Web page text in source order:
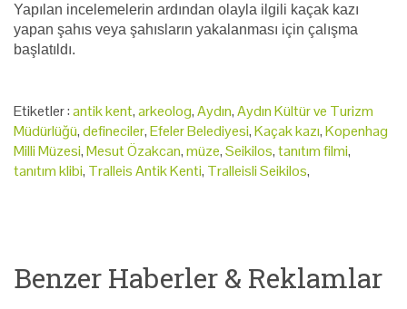
Yapılan incelemelerin ardından olayla ilgili kaçak kazı
yapan şahıs veya şahısların yakalanması için çalışma
başlatıldı.
Etiketler :antik kent,arkeolog,Aydın,Aydın Kültür ve Turizm
Müdürlüğü,defineciler,Efeler Belediyesi,Kaçak kazı,Kopenhag
Milli Müzesi,Mesut Özakcan,müze,Seikilos,tanıtım filmi,
tanıtım klibi, Tralleis Antik Kenti, Tralleisli Seikilos,
Benzer Haberler & Reklamlar